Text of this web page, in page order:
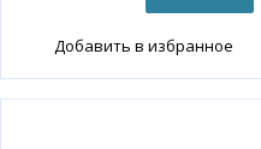
Добавить в избранное